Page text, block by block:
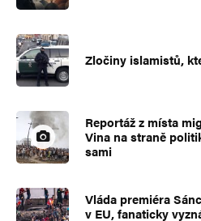
Zločiny islamistů,
Reportáž z místa
Vina na straně
sami
Vláda premiéra
v EU, fanaticky